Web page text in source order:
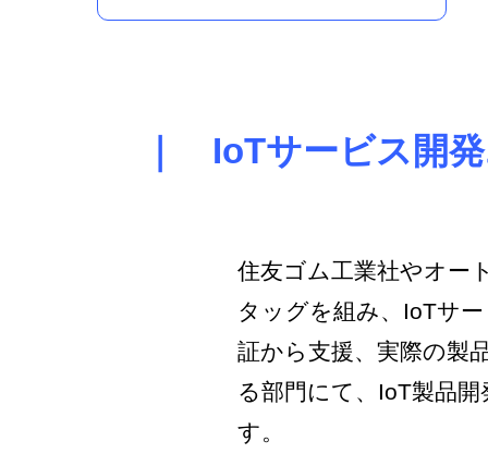
｜ IoTサービス開
住友ゴム工業社やオー
タッグを組み、IoTサ
証から支援、実際の製
る部門にて、IoT製品
す。